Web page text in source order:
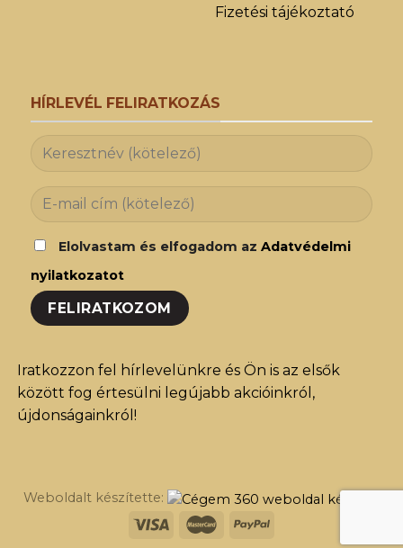
Fizetési tájékoztató
HÍRLEVÉL FELIRATKOZÁS
Elolvastam és elfogadom az Adatvédelmi
nyilatkozatot
Iratkozzon fel hírlevelünkre és Ön is az elsők
között fog értesülni legújabb akcióinkról,
újdonságainkról!
Weboldalt készítette: